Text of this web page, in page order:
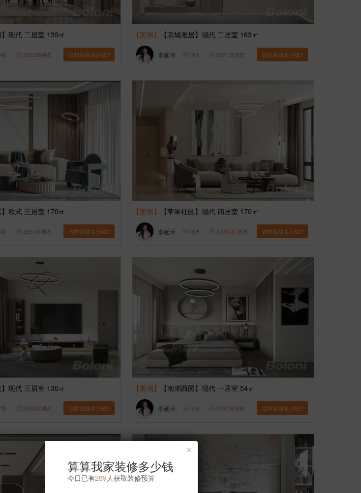
】现代 二居室 139㎡
张 206308浏览 这样装修多少钱?
【案例】 【京城雅居】现代 二居室 163㎡
李延玲 9张 207155浏览 这样装修多少钱?
】欧式 三居室 170㎡
张 239781浏览 这样装修多少钱?
【案例】 【苹果社区】现代 四居室 170㎡
李延玲 6张 3709737浏览 这样装修多少钱?
】现代 三居室 130㎡
张 240042浏览 这样装修多少钱?
【案例】 【南湖西园】现代 一居室 54㎡
李延玲 6张 239798浏览 这样装修多少钱?
×
算算我家装修多少钱
今日已有289人获取装修预算